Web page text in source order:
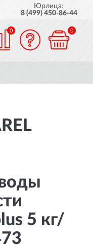
Юрлица:
8 (499) 450-86-44
0 0
5 кг/